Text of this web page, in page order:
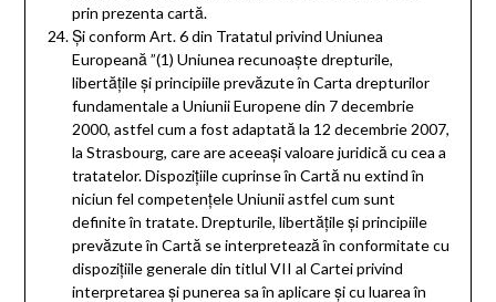
prin prezenta cartă.
Și conform Art. 6 din Tratatul privind Uniunea
Europeană ”(1) Uniunea recunoaște drepturile,
libertățile și principiile prevăzute în Carta drepturilor
fundamentale a Uniunii Europene din 7 decembrie
2000, astfel cum a fost adaptată la 12 decembrie 2007,
la Strasbourg, care are aceeași valoare juridică cu cea a
tratatelor. Dispozițiile cuprinse în Cartă nu extind în
niciun fel competențele Uniunii astfel cum sunt
definite în tratate. Drepturile, libertățile și principiile
prevăzute în Cartă se interpretează în conformitate cu
dispozițiile generale din titlul VII al Cartei privind
interpretarea și punerea sa în aplicare și cu luarea în